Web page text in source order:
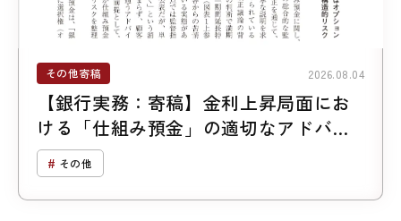
その他寄稿 2026.08.04
【銀行実務：寄稿】金利上昇局面にお
ける「仕組み預金」の適切なアドバイ
ス その他